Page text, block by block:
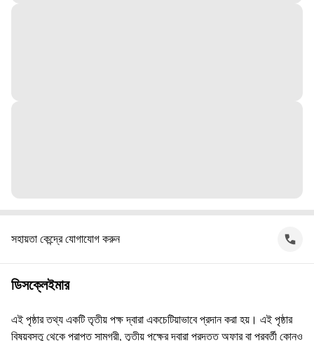
সহায়তা কেন্দ্রে যোগাযোগ করুন
ডিসক্লেইমার
এই পৃষ্ঠার তথ্য একটি তৃতীয় পক্ষ দ্বারা একচেটিয়াভাবে প্রদান করা হয়। এই পৃষ্ঠার
বিষয়বস্তু থেকে প্রাপ্ত সামগ্রী, তৃতীয় পক্ষের দ্বারা প্রদত্ত অফার বা পরবর্তী কোনও